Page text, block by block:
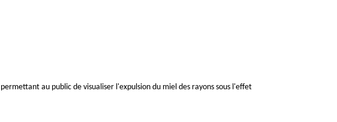
au public de visualiser l'expulsion du miel des rayons sous l'effet